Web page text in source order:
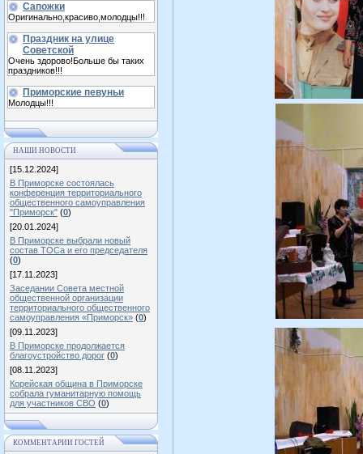
Сапожки
Оригинально,красиво,молодцы!!!
Праздник на улице
Советской
Очень здорово!Больше бы таких
праздников!!!
Приморские певуньи
Молодцы!!!
НАШИ НОВОСТИ
[15.12.2024]
В Приморске состоялась
конференция территориального
общественного самоуправления
"Приморск" (0)
[20.01.2024]
В Приморске выбрали новый
состав ТОСа и его председателя
(0)
[17.11.2023]
Заседании Совета местной
общественной организации
территориального общественного
самоуправления «Приморск» (0)
[09.11.2023]
В Приморске продолжается
благоустройство дорог (0)
[08.11.2023]
Корейская община в Приморске
собрала гуманитарную помощь
для участников СВО (0)
КОММЕНТАРИИ ГОСТЕЙ